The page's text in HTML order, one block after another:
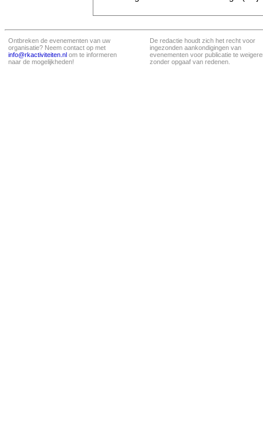
Ontbreken de evenementen van uw
organisatie? Neem contact op met
info@rkactiviteiten.nl om te informeren
naar de mogelijkheden!
De redactie houdt zich het recht voor
ingezonden aankondigingen van
evenementen voor publicatie te
zonder opgaaf van redenen.